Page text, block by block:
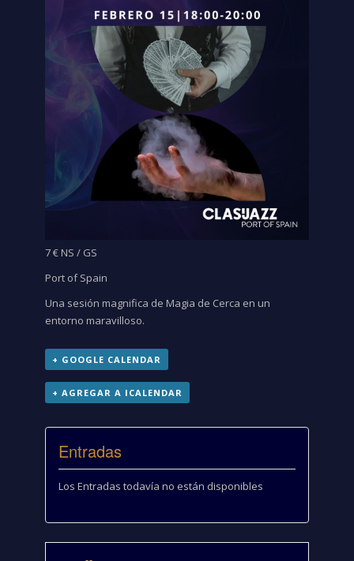
7 € NS / GS
Port of Spain
Una sesión magnifica de Magia de Cerca en un
entorno maravilloso.
+ GOOGLE CALENDAR
+ AGREGAR A ICALENDAR
Entradas
Los Entradas todavía no están disponibles